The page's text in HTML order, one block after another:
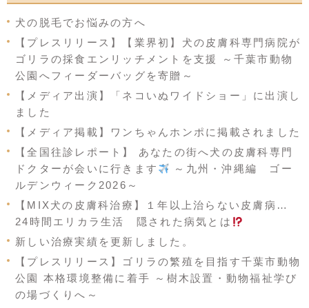
犬の脱毛でお悩みの方へ
【プレスリリース】【業界初】犬の皮膚科専門病院が
ゴリラの採食エンリッチメントを支援 ～千葉市動物
公園へフィーダーバッグを寄贈～
【メディア出演】「ネコいぬワイドショー」に出演し
ました
【メディア掲載】ワンちゃんホンポに掲載されました
【全国往診レポート】 あなたの街へ犬の皮膚科専門
ドクターが会いに行きます
～九州・沖縄編 ゴー
ルデンウィーク2026～
【MIX犬の皮膚科治療】１年以上治らない皮膚病…
24時間エリカラ生活 隠された病気とは
新しい治療実績を更新しました。
【プレスリリース】ゴリラの繁殖を目指す千葉市動物
公園 本格環境整備に着手 ～樹木設置・動物福祉学び
の場づくりへ～